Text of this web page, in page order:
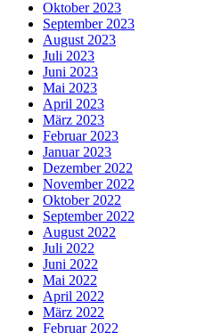
Oktober 2023
September 2023
August 2023
Juli 2023
Juni 2023
Mai 2023
April 2023
März 2023
Februar 2023
Januar 2023
Dezember 2022
November 2022
Oktober 2022
September 2022
August 2022
Juli 2022
Juni 2022
Mai 2022
April 2022
März 2022
Februar 2022